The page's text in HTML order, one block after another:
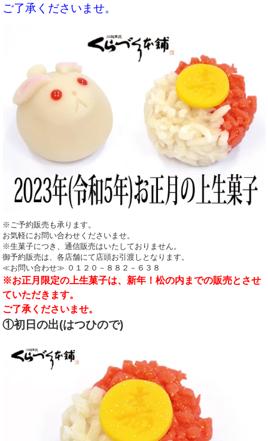
ご了承くださいませ。
※ご予約販売も承ります。
お気軽にお問い合わせくださいませ。
※生菓子につき、通信販売はいたしておりません。
御予約販売は、各店舗にて店頭お引渡しとなります。
≪お問い合わせ≫ ０１２０－８８２－６３８
※お正月限定の上生菓子は、新年！松の内までの販売とさせ
ていただきます。
ご了承くださいませ。
①初日の出(はつひので)